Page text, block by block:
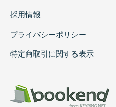
採用情報
プライバシーポリシー
特定商取引に関する表示